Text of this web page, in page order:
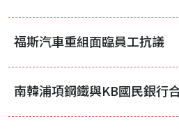
福斯汽車重組面臨員工抗議